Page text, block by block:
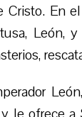
En
León,